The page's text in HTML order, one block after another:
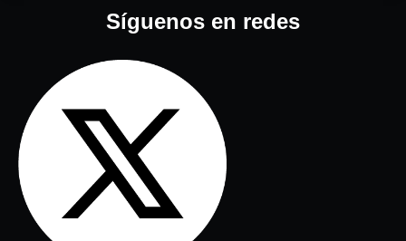
Síguenos en redes